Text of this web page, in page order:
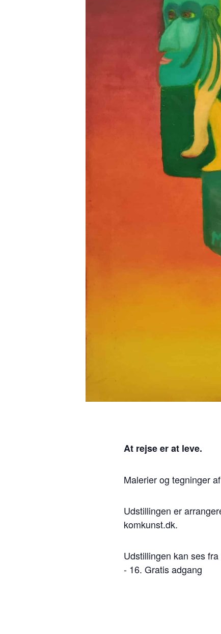
At rejse er at leve.
Malerier og tegninger
Udstillingen er
komkunst.dk.
Udstillingen kan ses
- 16. Gratis adgang